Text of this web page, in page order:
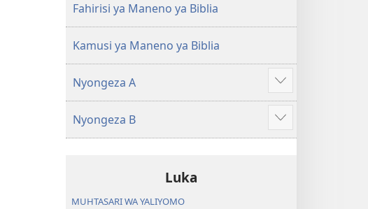
Fahirisi ya Maneno ya Biblia
Kamusi ya Maneno ya Biblia
Nyongeza A
Onyesha
zaidi
Nyongeza B
Onyesha
zaidi
Luka
MUHTASARI WA YALIYOMO